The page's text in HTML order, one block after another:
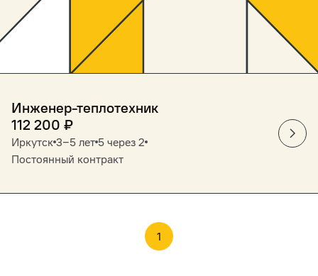
Инженер-теплотехник
112 200 ₽
Иркутск 3‒5 лет 5 через 2
Постоянный контракт
1